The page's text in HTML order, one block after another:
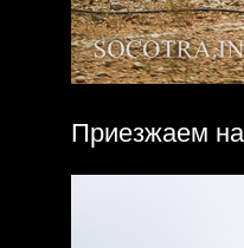
Приезжаем